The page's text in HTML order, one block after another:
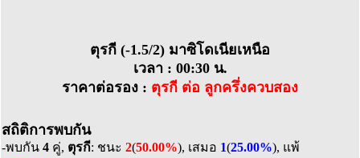
ตุรกี (-1.5/2) มาซิโดเนียเหนือ
เวลา : 00:30 น.
ราคาต่อรอง : ตุรกี ต่อ ลูกครึ่งควบสอง
สถิติการพบกัน
-พบกัน 4 คู่, ตุรกี: ชนะ 2(50.00%), เสมอ 1(25.00%), แพ้